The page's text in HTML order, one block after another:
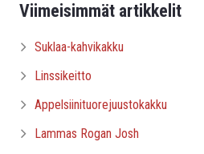
Viimeisimmät artikkelit
Suklaa-kahvikakku
Linssikeitto
Appelsiinituorejuustokakku
Lammas Rogan Josh